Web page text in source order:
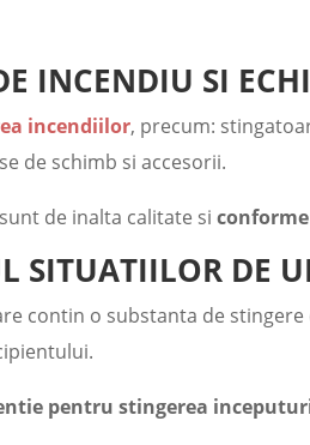
INCENDIU SI
incendiilor, precum:
de schimb si accesorii.
de inalta calitate si
SITUATIILOR DE
contin o substanta de
pentru stingerea